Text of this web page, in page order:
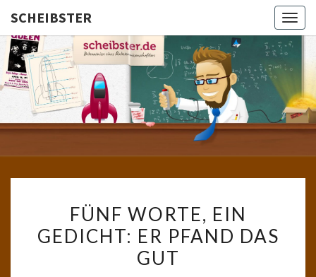
SCHEIBSTER
Gutbürgerliche
Reime Und
Mehr! In
Blogform.
School!
WORTE,
EIN
GEDICHT:
FÜNF WORTE, EIN
GEDICHT: ER PFAND DAS
GUT